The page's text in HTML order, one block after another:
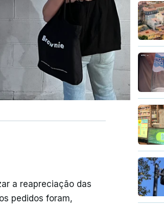
a reapreciação das
pedidos foram,